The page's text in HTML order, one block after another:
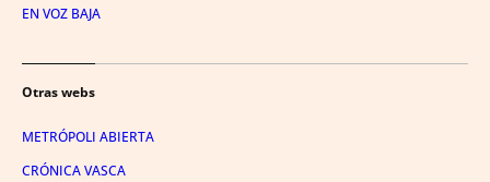
EN VOZ BAJA
Otras webs
METRÓPOLI ABIERTA
CRÓNICA VASCA